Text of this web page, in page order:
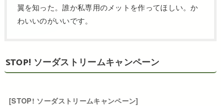
翼を知った。誰か私専用のメットを作ってほしい。か
わいいのがいいです。
STOP! ソーダストリームキャンペーン
[STOP! ソーダストリームキャンペーン]